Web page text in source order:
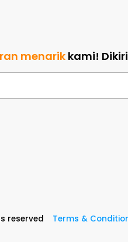
menarik kami!
reserved Terms &